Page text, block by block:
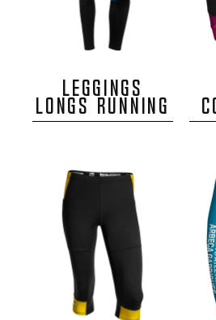
LEGGINGS
LONGS RUNNING